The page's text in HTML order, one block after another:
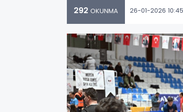
292 OKUNMA 26-01-2026 10:45